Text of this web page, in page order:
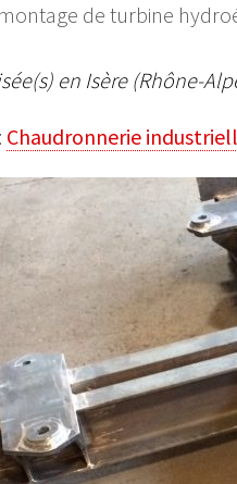
de turbine
en Isère (Rhône-
Chaudronnerie